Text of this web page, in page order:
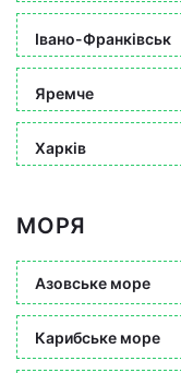
Івано-Франківськ
Яремче
Харків
МОРЯ
Азовське море
Карибське море